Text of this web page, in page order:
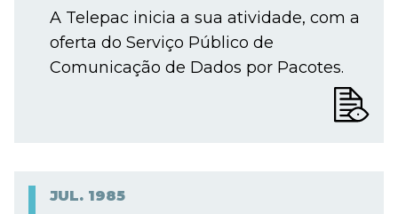
A Telepac inicia a sua atividade, com a
oferta do Serviço Público de
Comunicação de Dados por Pacotes.
JUL. 1985